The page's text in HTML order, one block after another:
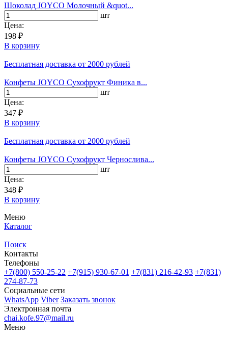
Шоколад JOYCO Молочный &quot...
шт
Цена:
198 ₽
В корзину
Бесплатная доставка от 2000 рублей
Конфеты JOYCO Сухофрукт Финика в...
шт
Цена:
347 ₽
В корзину
Бесплатная доставка от 2000 рублей
Конфеты JOYCO Сухофрукт Чернослива...
шт
Цена:
348 ₽
В корзину
Меню
Каталог
Поиск
Контакты
Телефоны
+7(800) 550-25-22 +7(915) 930-67-01 +7(831) 216-42-93 +7(831)
274-87-73
Социальные сети
WhatsApp Viber Заказать звонок
Электронная почта
chai.kofe.97@mail.ru
Меню